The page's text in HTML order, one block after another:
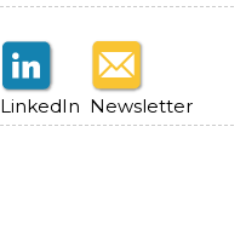
LinkedIn Newsletter